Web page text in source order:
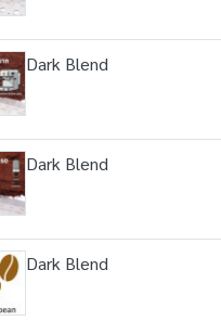
Dark Blend
Dark Blend
Dark Blend